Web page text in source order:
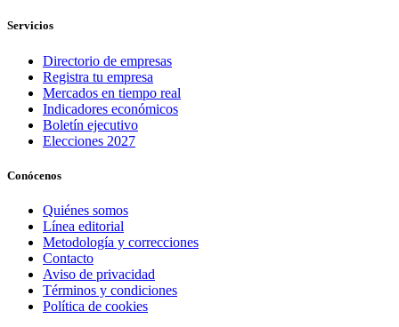
Servicios
Directorio de empresas
Registra tu empresa
Mercados en tiempo real
Indicadores económicos
Boletín ejecutivo
Elecciones 2027
Conócenos
Quiénes somos
Línea editorial
Metodología y correcciones
Contacto
Aviso de privacidad
Términos y condiciones
Política de cookies